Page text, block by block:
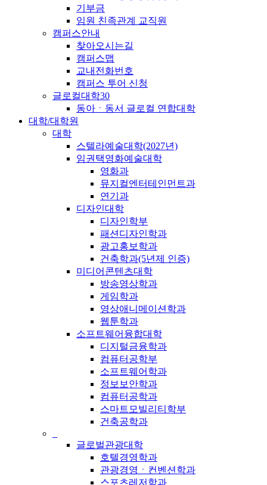
기부금
임원 친족관계 교직원
캠퍼스안내
찾아오시는길
캠퍼스맵
교내전화번호
캠퍼스 투어 신청
글로컬대학30
동아ㆍ동서 글로컬 연합대학
대학/대학원
대학
스텔라예술대학(2027년)
임권택영화예술대학
영화과
뮤지컬엔터테인먼트과
연기과
디자인대학
디자인학부
패션디자인학과
광고홍보학과
건축학과(5년제 인증)
미디어콘텐츠대학
방송영상학과
게임학과
영상애니메이션학과
웹툰학과
소프트웨어융합대학
디지털금융학과
컴퓨터공학부
소프트웨어학과
정보보안학과
컴퓨터공학과
스마트모빌리티학부
건축공학과
글로벌관광대학
호텔경영학과
관광경영ㆍ컨벤션학과
스포츠레저학과